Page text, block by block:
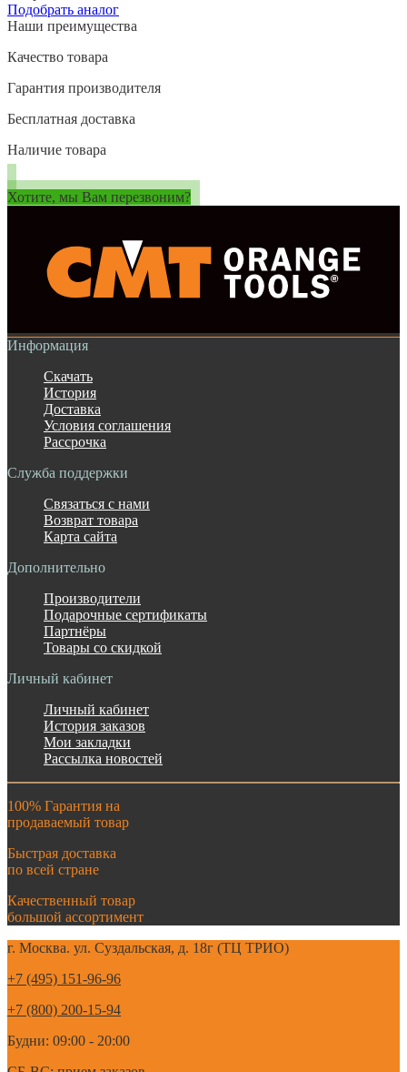
Подобрать аналог
Наши преимущества
Качество товара
Гарантия производителя
Бесплатная доставка
Наличие товара
Хотите, мы Вам перезвоним?
Информация
Скачать
История
Доставка
Условия соглашения
Рассрочка
Служба поддержки
Связаться с нами
Возврат товара
Карта сайта
Дополнительно
Производители
Подарочные сертификаты
Партнёры
Товары со скидкой
Личный кабинет
Личный кабинет
История заказов
Мои закладки
Рассылка новостей
100% Гарантия на
продаваемый товар
Быстрая доставка
по всей стране
Качественный товар
большой ассортимент
г. Москва. ул. Суздальская, д. 18г (ТЦ ТРИО)
+7 (495) 151-96-96
+7 (800) 200-15-94
Будни: 09:00 - 20:00